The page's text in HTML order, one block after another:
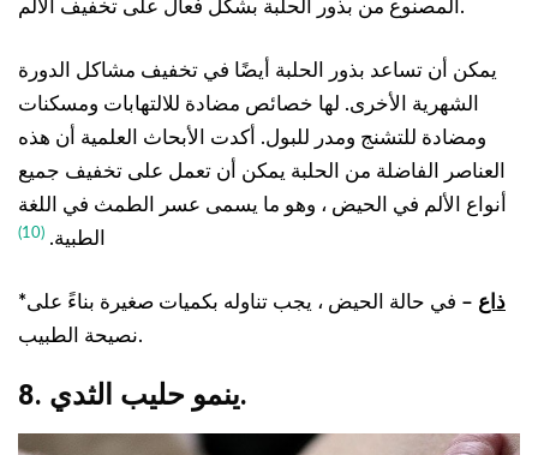
المصنوع من بذور الحلبة بشكل فعال على تخفيف الألم.
يمكن أن تساعد بذور الحلبة أيضًا في تخفيف مشاكل الدورة
الشهرية الأخرى. لها خصائص مضادة للالتهابات ومسكنات
ومضادة للتشنج ومدر للبول. أكدت الأبحاث العلمية أن هذه
العناصر الفاضلة من الحلبة يمكن أن تعمل على تخفيف جميع
أنواع الألم في الحيض ، وهو ما يسمى عسر الطمث في اللغة
الطبية. (10)
* ذاع – في حالة الحيض ، يجب تناوله بكميات صغيرة بناءً على
نصيحة الطبيب.
8. ينمو حليب الثدي.